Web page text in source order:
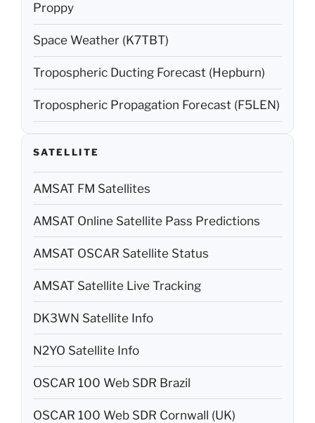
Proppy
Space Weather (K7TBT)
Tropospheric Ducting Forecast (Hepburn)
Tropospheric Propagation Forecast (F5LEN)
SATELLITE
AMSAT FM Satellites
AMSAT Online Satellite Pass Predictions
AMSAT OSCAR Satellite Status
AMSAT Satellite Live Tracking
DK3WN Satellite Info
N2YO Satellite Info
OSCAR 100 Web SDR Brazil
OSCAR 100 Web SDR Cornwall (UK)